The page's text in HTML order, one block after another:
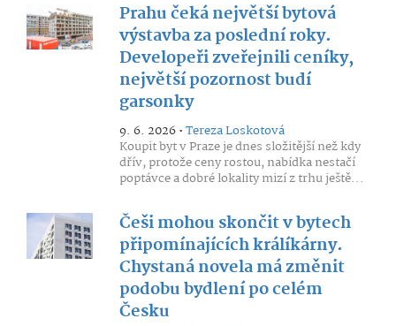
Prahu čeká největší bytová
výstavba za poslední roky.
Developeři zveřejnili ceníky,
největší pozornost budí
garsonky
9. 6. 2026 •Tereza Loskotová
Koupit byt v Praze je dnes složitější než kdy
dřív, protože ceny rostou, nabídka nestačí
poptávce a dobré lokality mizí z trhu ještě...
Češi mohou skončit v bytech
připomínajících králíkárny.
Chystaná novela má změnit
podobu bydlení po celém
Česku